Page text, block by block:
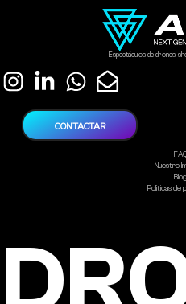
Espectáculos de drones,
Nuestro
Blog
Politicas de
CONTACTAR